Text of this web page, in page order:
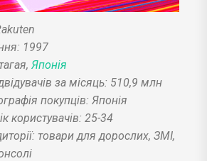
1997
Японія
за місяць: 510,9 млн
покупців: Японія
користувачів: 25-34
товари для дорослих, ЗМІ,